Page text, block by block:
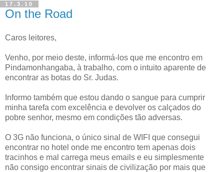
17.3.10
On the Road
Caros leitores,
Venho, por meio deste, informá-los que me encontro em
Pindamonhangaba, à trabalho, com o intuito aparente de
encontrar as botas do Sr. Judas.
Informo também que estou dando o sangue para cumprir
minha tarefa com excelência e devolver os calçados do
pobre senhor, mesmo em condições tão adversas.
O 3G não funciona, o único sinal de WIFI que consegui
encontrar no hotel onde me encontro tem apenas dois
tracinhos e mal carrega meus emails e eu simplesmente
não consigo encontrar sinais de civilização por mais que